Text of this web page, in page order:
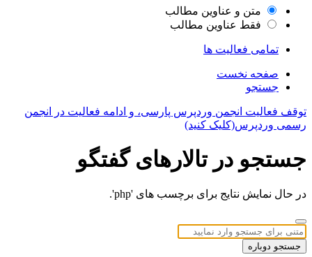
متن و عناوین مطالب
فقط عناوین مطالب
تمامی فعالیت ها
صفحه نخست
جستجو
توقف فعالیت انجمن وردپرس پارسی، و ادامه فعالیت در انجمن
رسمی وردپرس(کلیک کنید)
جستجو در تالارهای گفتگو
در حال نمایش نتایج برای برچسب های 'php'.
جستجو دوباره